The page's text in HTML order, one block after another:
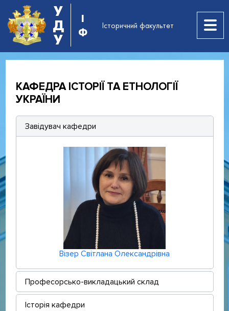
У
Д
У
І
Ф
Історичний факультет
КАФЕДРА ІСТОРІЇ ТА ЕТНОЛОГІЇ
УКРАЇНИ
Завідувач кафедри
Візер Світлана Олександрівна
Професорсько-викладацький склад
Історія кафедри